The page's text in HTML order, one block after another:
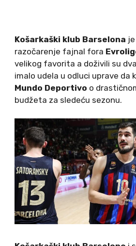
Košarkaški klub Barselona
razočarenje fajnal fora
velikog favorita a doživili su
imalo udela u odluci uprave da
Mundo Deportivo o
budžeta za sledeću sezonu.